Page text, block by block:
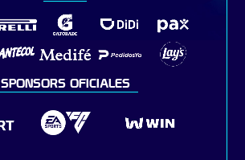
SPONSORS OFICIALES